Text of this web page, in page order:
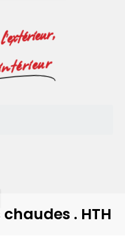
. HTH